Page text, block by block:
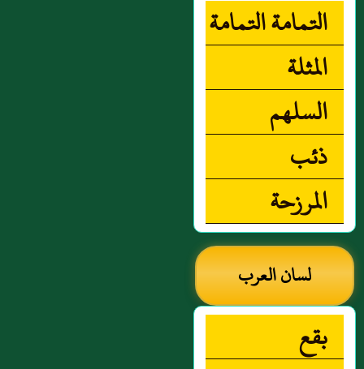
التمامة التمامة
المثلة
السلهم
ذئب
المرزحة
لسان العرب
بقع